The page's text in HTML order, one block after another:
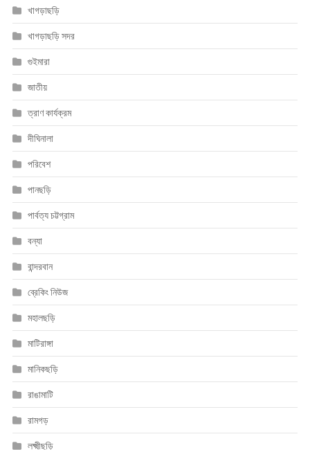
খাগড়াছড়ি
খাগড়াছড়ি সদর
গুইমারা
জাতীয়
ত্রাণ কার্যক্রম
দীঘিনালা
পরিবেশ
পানছড়ি
পার্বত্য চট্টগ্রাম
বন্যা
বান্দরবান
ব্রেকিং নিউজ
মহালছড়ি
মাটিরাঙ্গা
মানিকছড়ি
রাঙামাটি
রামগড়
লক্ষ্মীছড়ি